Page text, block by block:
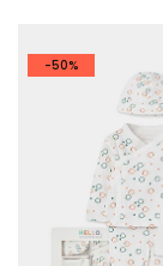
-50%